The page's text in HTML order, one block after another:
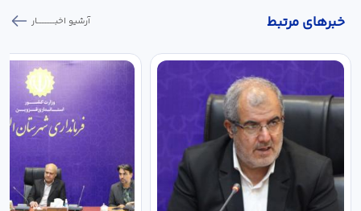
خبر‌های مرتبط آرشیو اخبـــــــــــار